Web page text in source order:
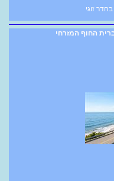
זוגי
החוף המזרחי